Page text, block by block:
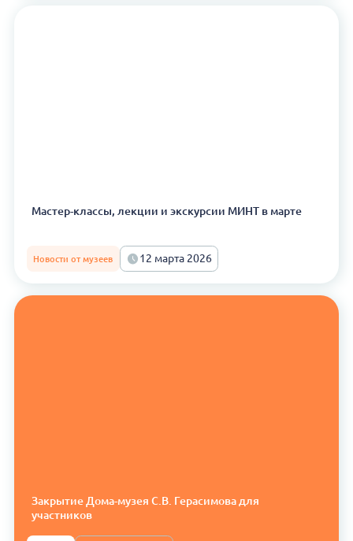
Мастер-классы, лекции и экскурсии МИНТ в марте
Новости от музеев 12 марта 2026
Закрытие Дома-музея С.В. Герасимова для
участников